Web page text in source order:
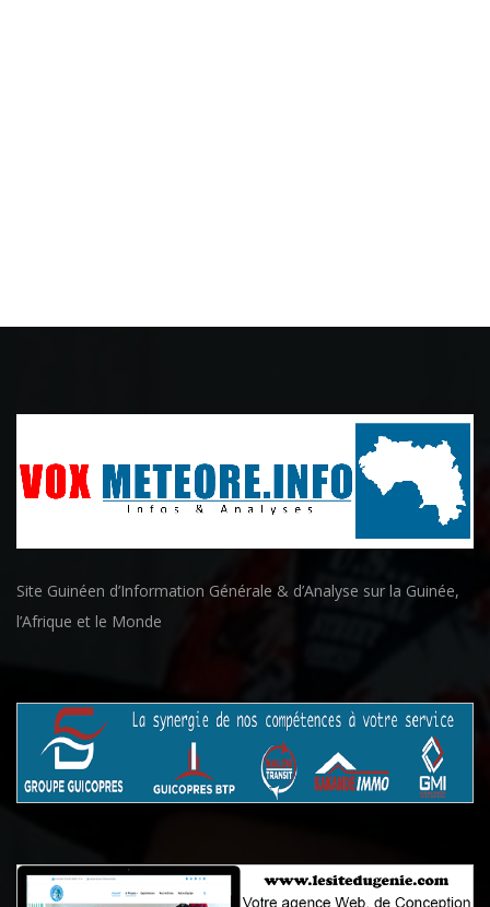
Site Guinéen d’Information Générale & d’Analyse sur la Guinée,
l’Afrique et le Monde